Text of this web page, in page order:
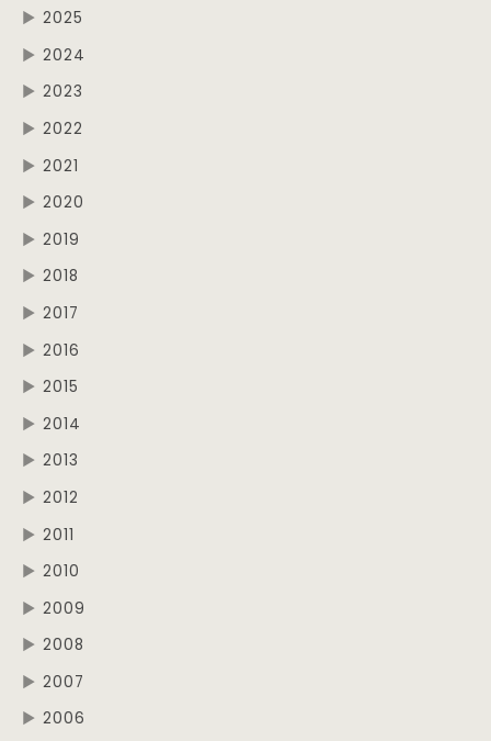
▶ 2025
▶ 2024
▶ 2023
▶ 2022
▶ 2021
▶ 2020
▶ 2019
▶ 2018
▶ 2017
▶ 2016
▶ 2015
▶ 2014
▶ 2013
▶ 2012
▶ 2011
▶ 2010
▶ 2009
▶ 2008
▶ 2007
▶ 2006